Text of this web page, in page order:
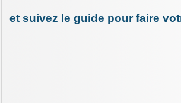
et suivez le guide pour faire